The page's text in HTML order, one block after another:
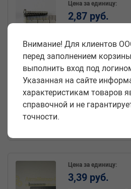
Саморез 3,6*19 цилиндр.
50 шт)
21080-3714045-008
Код:
Цена за единицу:
2,87 руб.
Цена за единицу:
3,39 руб.
Внимание! Для клиентов
перед заполнением
выполнить вход под
Указанная на сайте
характеристикам товаров
справочной и не
точности.